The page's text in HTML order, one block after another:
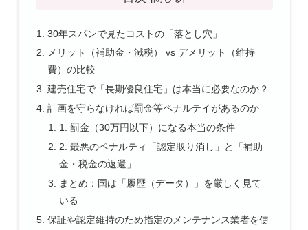
30年スパンで見たコストの「落とし穴」
メリット（補助金・減税） vs デメリット（維持
費）の比較
建売住宅で「長期優良住宅」は本当に必要なのか？
計画を守らなければ罰金等ペナルテイがあるのか
1. 罰金（30万円以下）になる本当の条件
2. 最悪のペナルティ「認定取り消し」と「補助
金・税金の返還」
まとめ：国は「履歴（データ）」を厳しく見て
いる
保証や認定維持のため指定のメンテナンス業者を使